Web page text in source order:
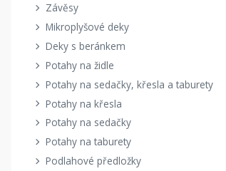
Závěsy
Mikroplyšové deky
Deky s beránkem
Potahy na židle
Potahy na sedačky, křesla a taburety
Potahy na křesla
Potahy na sedačky
Potahy na taburety
Podlahové předložky